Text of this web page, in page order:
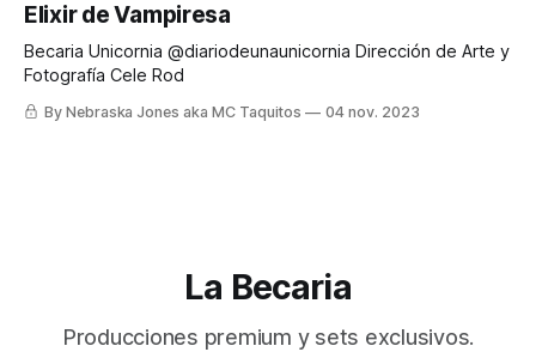
Elixir de Vampiresa
Becaria Unicornia @diariodeunaunicornia Dirección de Arte y
Fotografía Cele Rod
By Nebraska Jones aka MC Taquitos 04 nov. 2023
La Becaria
Producciones premium y sets exclusivos.